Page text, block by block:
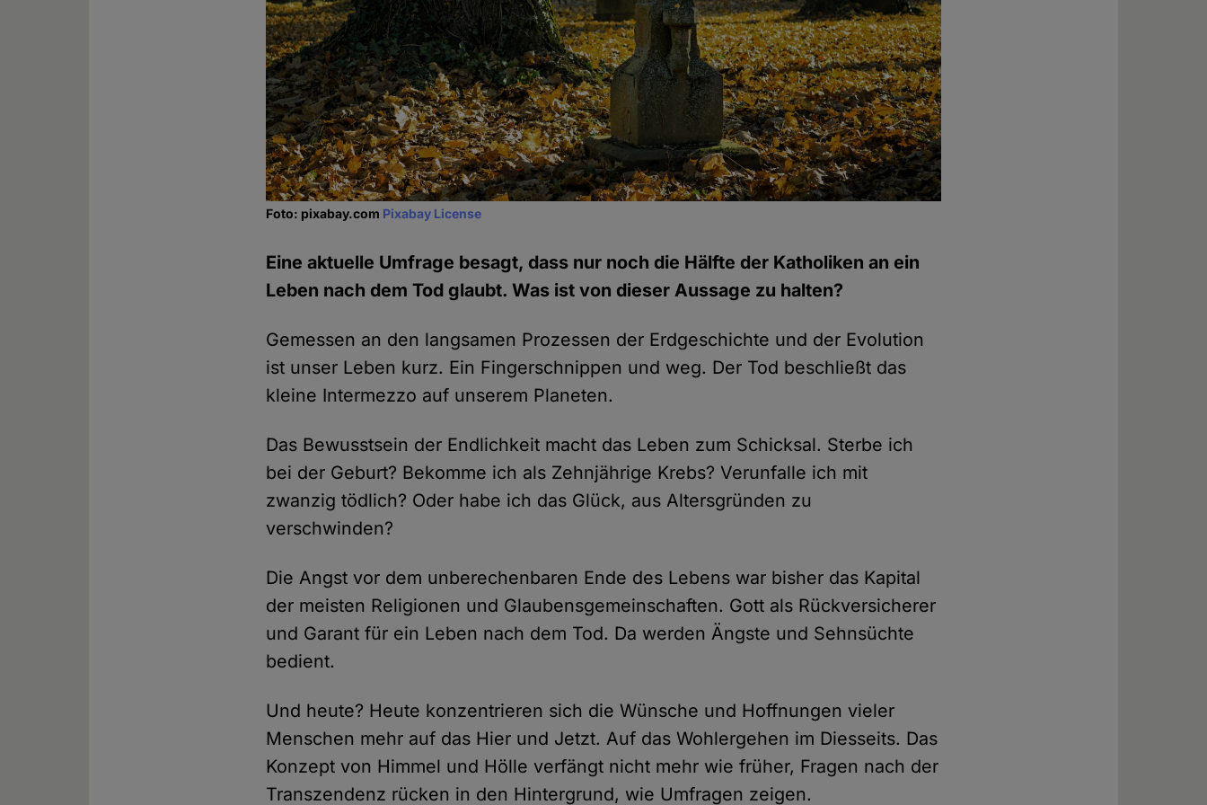
Foto: pixabay.com Pixabay License
Eine aktuelle Umfrage besagt, dass nur noch die Hälfte der Katholiken an ein
Leben nach dem Tod glaubt. Was ist von dieser Aussage zu halten?
Gemessen an den langsamen Prozessen der Erdgeschichte und der Evolution
ist unser Leben kurz. Ein Fingerschnippen und weg. Der Tod beschließt das
kleine Intermezzo auf unserem Planeten.
Das Bewusstsein der Endlichkeit macht das Leben zum Schicksal. Sterbe ich
bei der Geburt? Bekomme ich als Zehnjährige Krebs? Verunfalle ich mit
zwanzig tödlich? Oder habe ich das Glück, aus Altersgründen zu
verschwinden?
Die Angst vor dem unberechenbaren Ende des Lebens war bisher das Kapital
der meisten Religionen und Glaubensgemeinschaften. Gott als Rückversicherer
und Garant für ein Leben nach dem Tod. Da werden Ängste und Sehnsüchte
bedient.
Und heute? Heute konzentrieren sich die Wünsche und Hoffnungen vieler
Menschen mehr auf das Hier und Jetzt. Auf das Wohlergehen im Diesseits. Das
Konzept von Himmel und Hölle verfängt nicht mehr wie früher, Fragen nach der
Transzendenz rücken in den Hintergrund, wie Umfragen zeigen.